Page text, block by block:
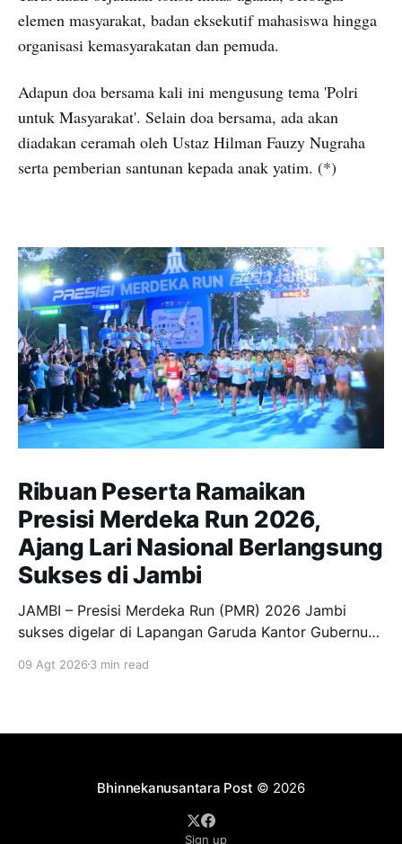
elemen masyarakat, badan eksekutif mahasiswa hingga
organisasi kemasyarakatan dan pemuda.
Adapun doa bersama kali ini mengusung tema 'Polri
untuk Masyarakat'. Selain doa bersama, ada akan
diadakan ceramah oleh Ustaz Hilman Fauzy Nugraha
serta pemberian santunan kepada anak yatim. (*)
Ribuan Peserta Ramaikan
Presisi Merdeka Run 2026,
Ajang Lari Nasional Berlangsung
Sukses di Jambi
JAMBI – Presisi Merdeka Run (PMR) 2026 Jambi
sukses digelar di Lapangan Garuda Kantor Gubernur
nasional tersebut berlangsung meriah dan diikuti
Gubernur Jambi Dr. H. Al Haris, S.Sos., M.
09 Agt 2026 3 min read
Bhinnekanusantara Post © 2026
Sign up